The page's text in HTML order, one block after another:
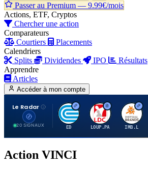
Passer au Premium — 9.99€/mois
Actions, ETF, Cryptos
Chercher une action
Comparateurs
Courtiers
Placements
Calendriers
Splits
Dividendes IPO
Résultats
Apprendre
Articles
Accéder à mon compte
Le Radar
20 SIGNAUX
C
ED
L
LOUP.PA
I
IMB.L
Action VINCI